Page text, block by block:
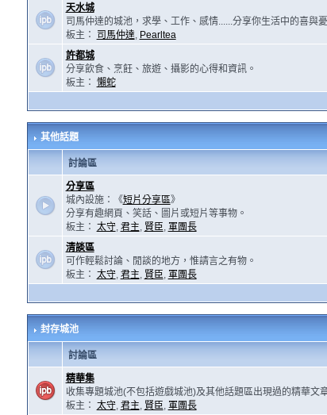
天水城
司馬仲達的城池，求學、工作、感情......分享你生活中的喜與
板主：
司馬仲達, Pearltea
許都城
分享飲食、烹飪、旅遊、攝影的心得和資訊。
板主： 懶蛇
其他話題
討論區
分享區
城內設施：《短片分享區》
分享有趣網頁、笑話、圖片或短片等事物。
板主： 太守, 君主, 賢臣, 軍團長
清談區
可作輕鬆討論、閒談的地方，惟請言之有物。
板主： 太守, 君主, 賢臣, 軍團長
封存城池
討論區
精華集
收集專題城池(不包括遊戲城池)及其他話題區出現過的精華文
板主： 太守, 君主, 賢臣, 軍團長